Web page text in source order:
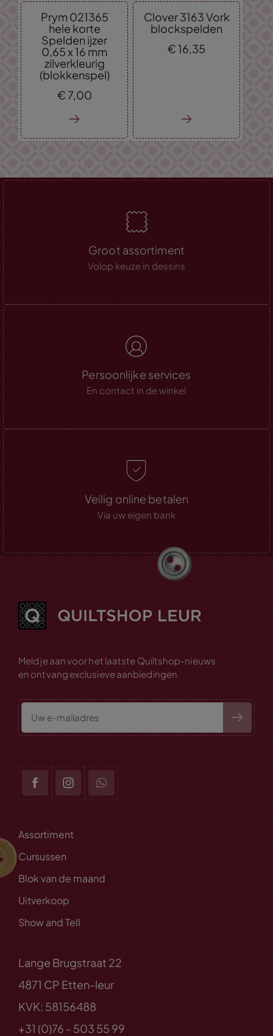
Prym 021365
hele korte
Spelden ijzer
0,65 x 16 mm
zilverkleurig
(blokkenspel)
€ 7, 00
Clover 3163 Vork
blockspelden
€16, 35
Groot assortiment
Volop keuze in dessins
Persoonlijke services
En contact in de winkel
Veilig online betalen
Via uw eigen bank
Meld je aan voor het laatste Quiltshop-nieuws
en ontvang exclusieve aanbiedingen.
Assortiment
Cursussen
Blok van de maand
Uitverkoop
Show and Tell
Lange Brugstraat 22
4871 CP Etten-leur
KVK: 58156488
+31 (0)76 - 503 55 99